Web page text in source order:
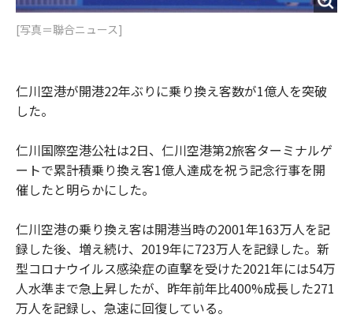
[写真＝聯合ニュース]
仁川空港が開港22年ぶりに乗り換え客数が1億人を突破
した。
仁川国際空港公社は2日、仁川空港第2旅客ターミナルゲ
ートで累計積乗り換え客1億人達成を祝う記念行事を開
催したと明らかにした。
仁川空港の乗り換え客は開港当時の2001年163万人を記
録した後、増え続け、2019年に723万人を記録した。新
型コロナウイルス感染症の直撃を受けた2021年には54万
人水準まで急上昇したが、昨年前年比400%成長した271
万人を記録し、急速に回復している。